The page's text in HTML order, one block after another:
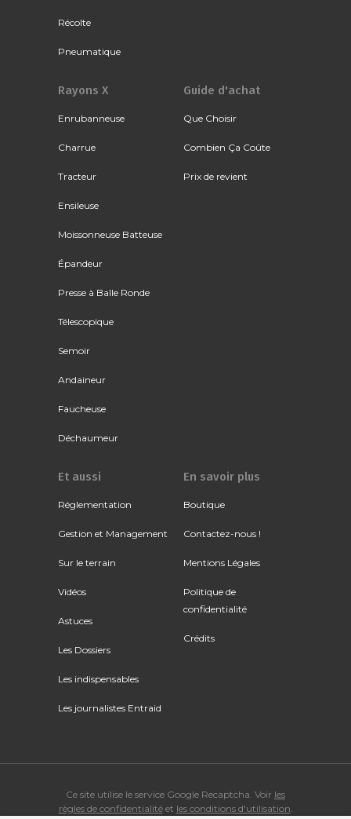
Récolte
Pneumatique
Rayons X
Enrubanneuse
Charrue
Tracteur
Ensileuse
Moissonneuse Batteuse
Épandeur
Presse à Balle Ronde
Télescopique
Semoir
Andaineur
Faucheuse
Déchaumeur
Guide d'achat
Que Choisir
Combien Ça Coûte
Prix de revient
Et aussi
Réglementation
Gestion et Management
Sur le terrain
Vidéos
Astuces
Les Dossiers
Les indispensables
Les journalistes Entraid
En savoir plus
Boutique
Contactez-nous !
Mentions Légales
Politique de
confidentialité
Crédits
Ce site utilise le service Google Recaptcha. Voir les
règles de confidentialitéet les conditions d'utilisation